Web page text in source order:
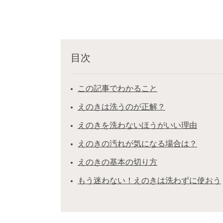
目次
この記事でわかること
えのきは洗うのが正解？
えのきを洗わないほうがいい理由
えのきの汚れが気になる場合は？
えのきの基本の切り方
もう迷わない！えのきは洗わずに使おう